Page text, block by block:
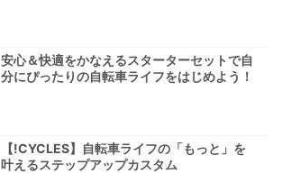
安心＆快適をかなえるスターターセットで自
分にぴったりの自転車ライフをはじめよう！
【!CYCLES】自転車ライフの「もっと」を
叶えるステップアップカスタム